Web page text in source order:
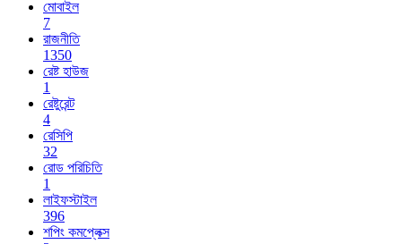
মোবাইল
7
রাজনীতি
1350
রেষ্ট হাউজ
1
রেষ্টুরেন্ট
4
রেসিপি
32
রোড পরিচিতি
1
লাইফস্টাইল
396
শপিং কমপ্লেক্স